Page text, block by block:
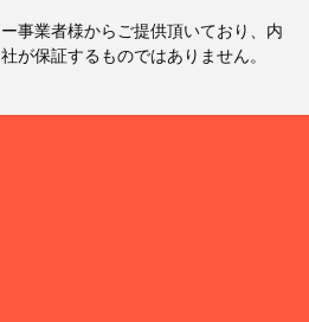
事業者様からご提供頂いており、内
が保証するものではありません。